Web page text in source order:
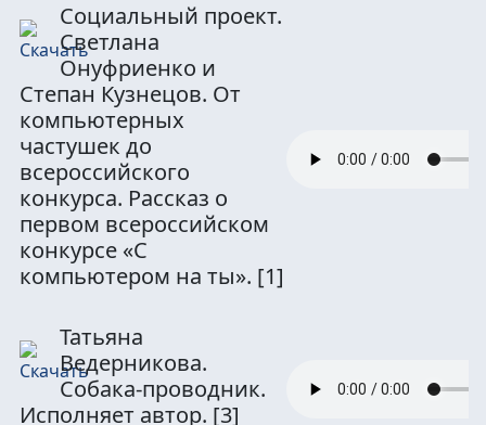
Социальный проект.
Светлана
Онуфриенко и
Степан Кузнецов. От
компьютерных
частушек до
всероссийского
конкурса. Рассказ о
первом всероссийском
конкурсе «С
компьютером на ты». [1]
Татьяна
Ведерникова.
Собака-проводник.
Исполняет автор. [3]